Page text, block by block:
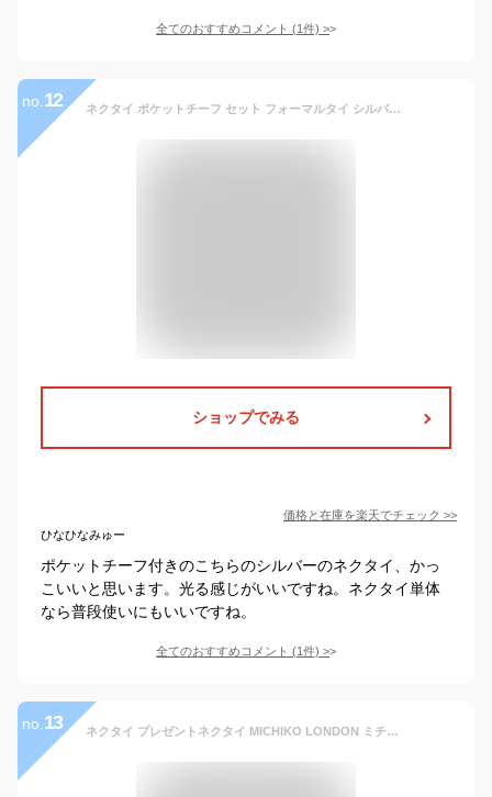
全てのおすすめコメント (1件) >
no. 12 ネクタイ ポケットチーフ セット フォーマルタイ シルバーグレー系 ストライプ 地紋 ナロータイ 細身orレギュラー ポケットチーフセット おしゃれ 結婚式 披露宴 ギフト プレゼント 入学式 就職祝 誕生日 父の日ギフト クリスマス【あす楽対応】
ショップでみる
価格と在庫を楽天でチェック >>
ひなひなみゅー
ポケットチーフ付きのこちらのシルバーのネクタイ、かっ
こいいと思います。光る感じがいいですね。ネクタイ単体
なら普段使いにもいいですね。
全てのおすすめコメント (1件) >
no. 13 ネクタイ プレゼントネクタイ MICHIKO LONDON ミチコロンドン MLKネイビー シルバー ストライプ MLK-251